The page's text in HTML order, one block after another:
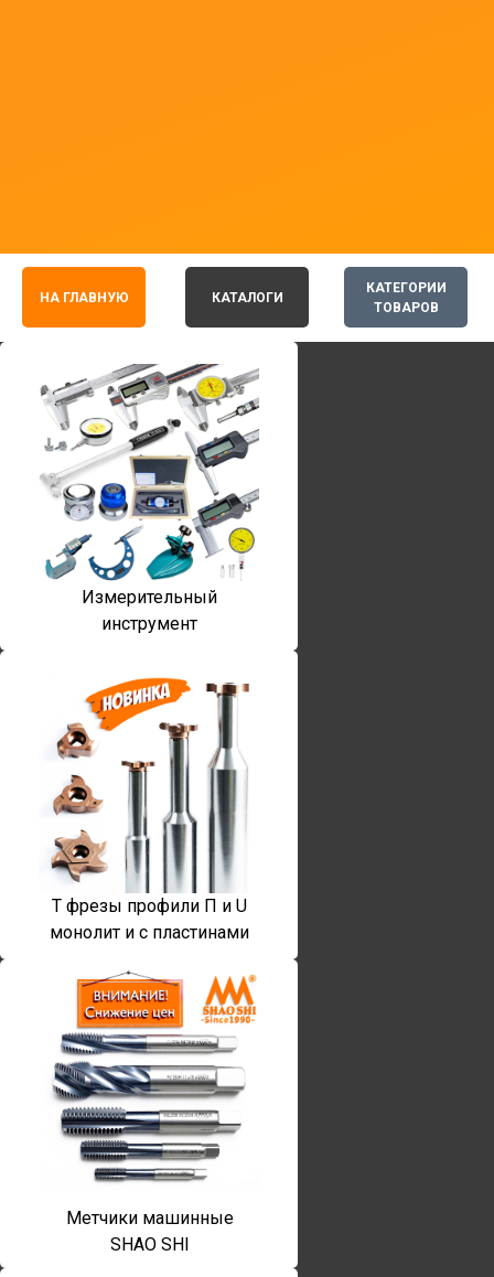
КАТЕГОРИИ
ТОВАРОВ
НА ГЛАВНУЮ КАТАЛОГИ
Измерительный
инструмент
T фрезы профили П и U
монолит и с пластинами
Метчики машинные
SHAO SHI